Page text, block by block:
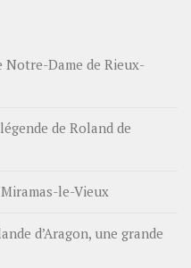
Notre-Dame de Rieux-
de Roland de
le-Vieux
d’Aragon, une grande